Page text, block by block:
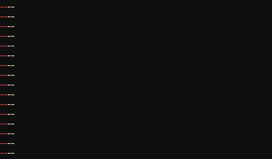
----
----
----
----
----
----
----
----
----
----
----
----
----
----
----
----